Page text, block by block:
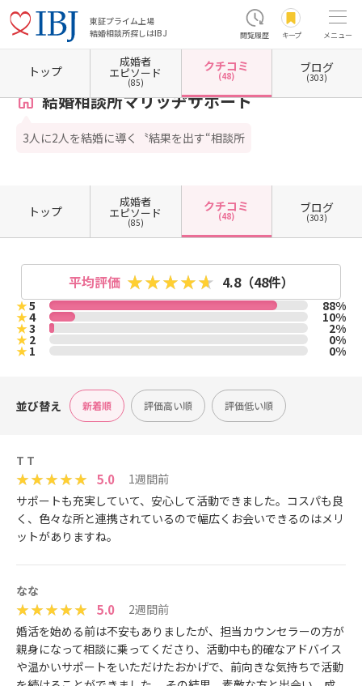
東証プライム上場
結婚相談所探しはIBJ
閲覧履歴 キープ メニュー
ホーム 大阪府の結婚相談所 大阪府大阪市 大阪府大阪市北区 結婚相談所マリッヂサ
結婚相談所マリッヂサポート
3人に2人を結婚に導く〝結果を出す“相談所
トップ
成婚者
エピソード
(85)
クチコミ
(48)
ブログ
(303)
トップ
成婚者
エピソード
(85)
クチコミ
(48)
ブログ
(303)
平均評価 4.8（48件）
★5 88%
★4 10%
★3 2%
★2 0%
★1 0%
並び替え 新着順 評価高い順 評価低い順
T T
5.0
1週間前
サポートも充実していて、安心して活動できました。コスパも良
く、色々な所と連携されているので幅広くお会いできるのはメリ
ットがありますね。
なな
5.0
2週間前
婚活を始める前は不安もありましたが、担当カウンセラーの方が
親身になって相談に乗ってくださり、活動中も的確なアドバイス
や温かいサポートをいただけたおかげで、前向きな気持ちで活動